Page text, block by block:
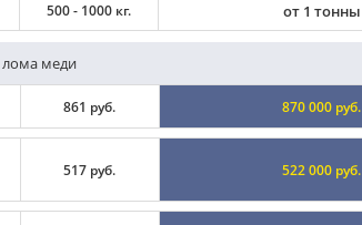
500 - 1000 кг.
от 1 тонны
меди
861 руб. 870 000 руб.
517 руб. 522 000 руб.